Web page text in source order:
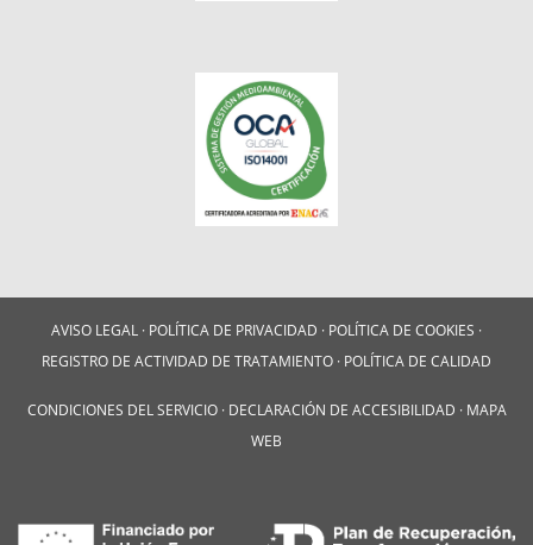
AVISO LEGAL · POLÍTICA DE PRIVACIDAD · POLÍTICA DE COOKIES ·
REGISTRO DE ACTIVIDAD DE TRATAMIENTO · POLÍTICA DE CALIDAD
CONDICIONES DEL SERVICIO· DECLARACIÓN DE ACCESIBILIDAD · MAPA
WEB